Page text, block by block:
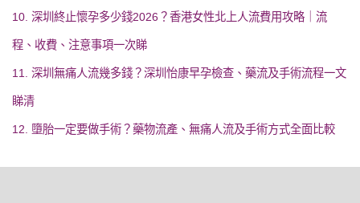
10. 深圳終止懷孕多少錢2026？香港女性北上人流費用攻略｜流
程、收費、注意事項一次睇
11. 深圳無痛人流幾多錢？深圳怡康早孕檢查、藥流及手術流程一文
睇清
12. 墮胎一定要做手術？藥物流產、無痛人流及手術方式全面比較